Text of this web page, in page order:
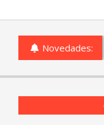
Novedades:
comercios de Entre